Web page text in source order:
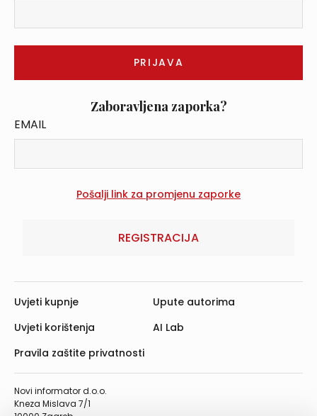
Zaboravljena zaporka?
EMAIL
REGISTRACIJA
Novi informator d.o.o.
Kneza Mislava 7/1
Uvjeti kupnje
Uvjeti korištenja
Pravila zaštite privatnosti
Upute autorima
AI Lab